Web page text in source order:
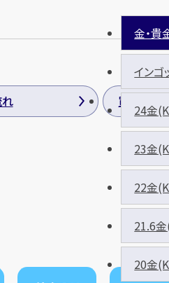
買取方法
金・貴
インゴ
24金
23金
22金
21.6
20金